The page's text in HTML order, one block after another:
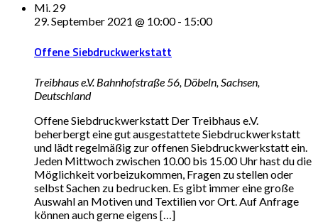
Mi. 29
29. September 2021 @ 10:00- 15:00
Offene Siebdruckwerkstatt
Treibhaus e.V. Bahnhofstraße 56, Döbeln, Sachsen,
Deutschland
Offene Siebdruckwerkstatt Der Treibhaus e.V.
beherbergt eine gut ausgestattete Siebdruckwerkstatt
und lädt regelmäßig zur offenen Siebdruckwerkstatt ein.
Jeden Mittwoch zwischen 10.00 bis 15.00 Uhr hast du die
Möglichkeit vorbeizukommen, Fragen zu stellen oder
selbst Sachen zu bedrucken. Es gibt immer eine große
Auswahl an Motiven und Textilien vor Ort. Auf Anfrage
können auch gerne eigens […]